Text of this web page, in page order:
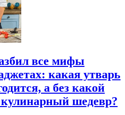
все мифы
какая утварь
а без какой
кулинарный шедевр?